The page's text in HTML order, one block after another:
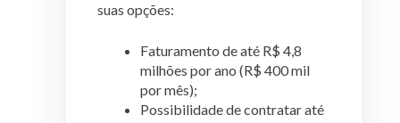
suas opções:
Faturamento de até R$ 4,8
milhões por ano (R$ 400 mil
por mês);
Possibilidade de contratar até